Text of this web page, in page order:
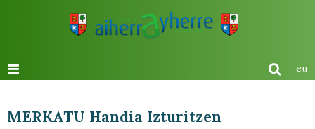
eu
MERKATU Handia Izturitzen